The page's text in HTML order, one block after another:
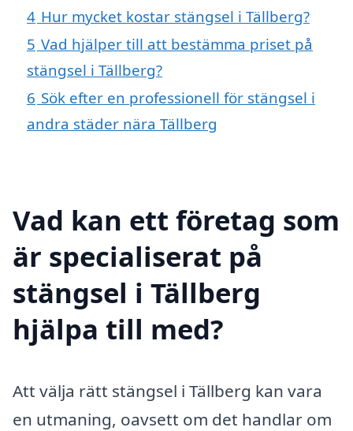
4 Hur mycket kostar stängsel i Tällberg?
5 Vad hjälper till att bestämma priset på
stängsel i Tällberg?
6 Sök efter en professionell för stängsel i
andra städer nära Tällberg
Vad kan ett företag som
är specialiserat på
stängsel i Tällberg
hjälpa till med?
Att välja rätt stängsel i Tällberg kan vara
en utmaning, oavsett om det handlar om